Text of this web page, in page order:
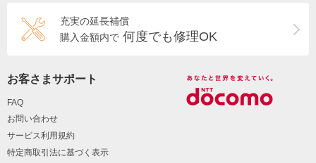
充実の延長補償
購入金額内で 何度でも修理OK
お客さまサポート
FAQ
お問い合わせ
サービス利用規約
特定商取引法に基づく表示